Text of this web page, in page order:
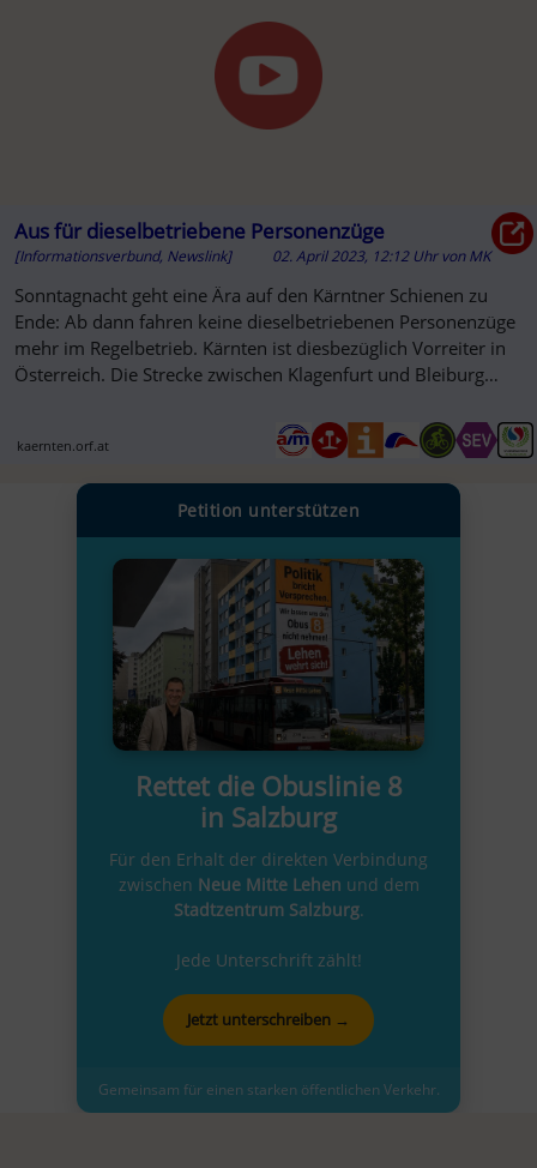
Aus für dieselbetriebene Personenzüge
[Informationsverbund, Newslink] 02. April 2023, 12:12 Uhr vonMK
Sonntagnacht geht eine Ära auf den Kärntner Schienen zu
Ende: Ab dann fahren keine dieselbetriebenen Personenzüge
mehr im Regelbetrieb. Kärnten ist diesbezüglich Vorreiter in
Österreich. Die Strecke zwischen Klagenfurt und Bleiburg
kaernten.orf.at
Petition unterstützen
Rettet die Obuslinie 8
in Salzburg
Für den Erhalt der direkten Verbindung
zwischen Neue Mitte Lehen und dem
Stadtzentrum Salzburg.
Jede Unterschrift zählt!
Jetzt unterschreiben →
Gemeinsam für einen starken öffentlichen Verkehr.